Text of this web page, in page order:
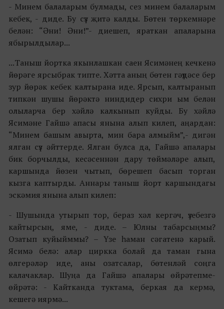
- Минем балаларым булмады, сез минем балаларым
кебек, - диде. Бу сүз җитә калды. Бөтен төркемнәре
белән: “Әни! Әни!”- диешеп, яраткан апаларына
ябырылдылар...
...Таныш йортка якынлашкан саен Ясимәнең кечкенә
йөрәге ярсыбрак типте. Хәтта аның бөтен гәүдәсе бер
зур йөрәк кебек калтырана иде. Ярсып, калтыранып
типкән шушы йөрәктә ниндидер сихри ым белән
олыларча бер хәйлә калкынып куйды. Бу хәйлә
Ясимәне Гайшә апасы янына алып килеп, аңардан:
“Минем башым авырта, мин бара алмыйм”,- дигән
ялган сүз әйттерде. Ялган булса да, Гайшә апалары
бик борчылды, кесәсеннән дару төймәләре алып,
каршында йөзен чытып, бөрешеп басып торган
кызга каптырды. Аннары таныш йорт каршындагы
эскәмия янына алып килеп:
- Шушында утырып тор, бераз хәл кергәч, үзебезгә
кайтырсың, яме, - диде. – Юлны табарсыңмы?
Озатып куйыйммы? – Үзе һаман сәгатенә карый.
Ясимә белә: алар циркка болай да таман гына
өлгерәләр иде, аны озатсалар, бөтенләй соңга
калачаклар. Шуңа да Гайшә апалары өйрәтепме-
өйрәтә: - Кайтканда туктама, беркая да кермә,
кешегә иярмә...